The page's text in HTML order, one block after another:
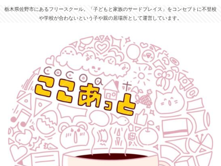
栃木県佐野市にあるフリースクール。「子どもと家族のサードプレイス」をコンセプトに不登校
や学校が合わないという子や親の居場所として運営しています。